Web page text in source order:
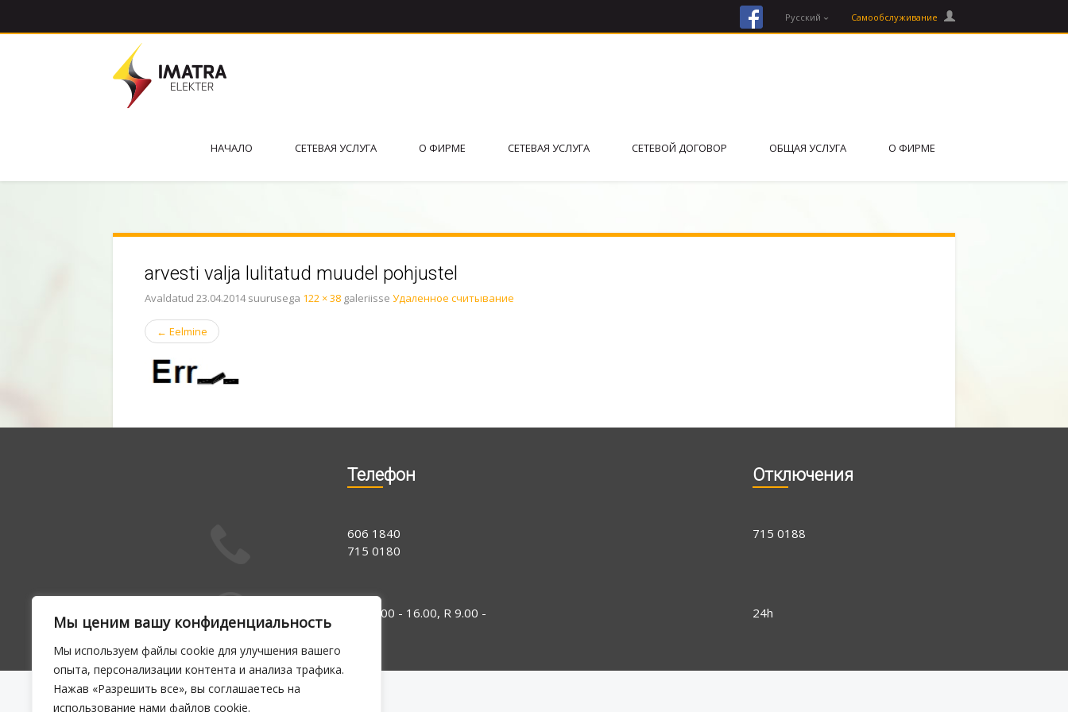
Мы ценим вашу конфиденциальность
Мы используем файлы cookie для улучшения вашего
опыта, персонализации контента и анализа трафика.
Нажав «Разрешить все», вы соглашаетесь на
использование нами файлов cookie.
facebook Русский Cамообслуживание
НАЧАЛО СЕТЕВАЯ УСЛУГА О ФИРМЕ СЕТЕВАЯ УСЛУГА СЕТЕВОЙ ДОГОВОР ОБЩАЯ УСЛУГА О ФИРМЕ
arvesti valja lulitatud muudel pohjustel
Avaldatud 23.04.2014suurusega 122 × 38 galeriisse Удаленное считывание
← Eelmine
Телефон Отключения
606 1840
715 0180
715 0188
E-N 9.00 - 16.00, R 9.00 -
24h